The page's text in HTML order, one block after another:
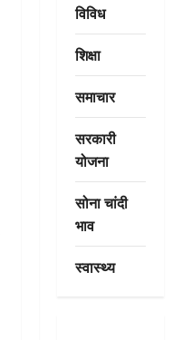
विविध
शिक्षा
समाचार
सरकारी
योजना
सोना चांदी
भाव
स्वास्थ्य